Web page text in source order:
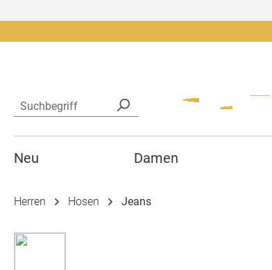
Neu Damen
Herren Hosen Jeans
Bildergalerie überspringen